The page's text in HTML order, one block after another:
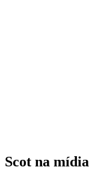
Scot na mídia